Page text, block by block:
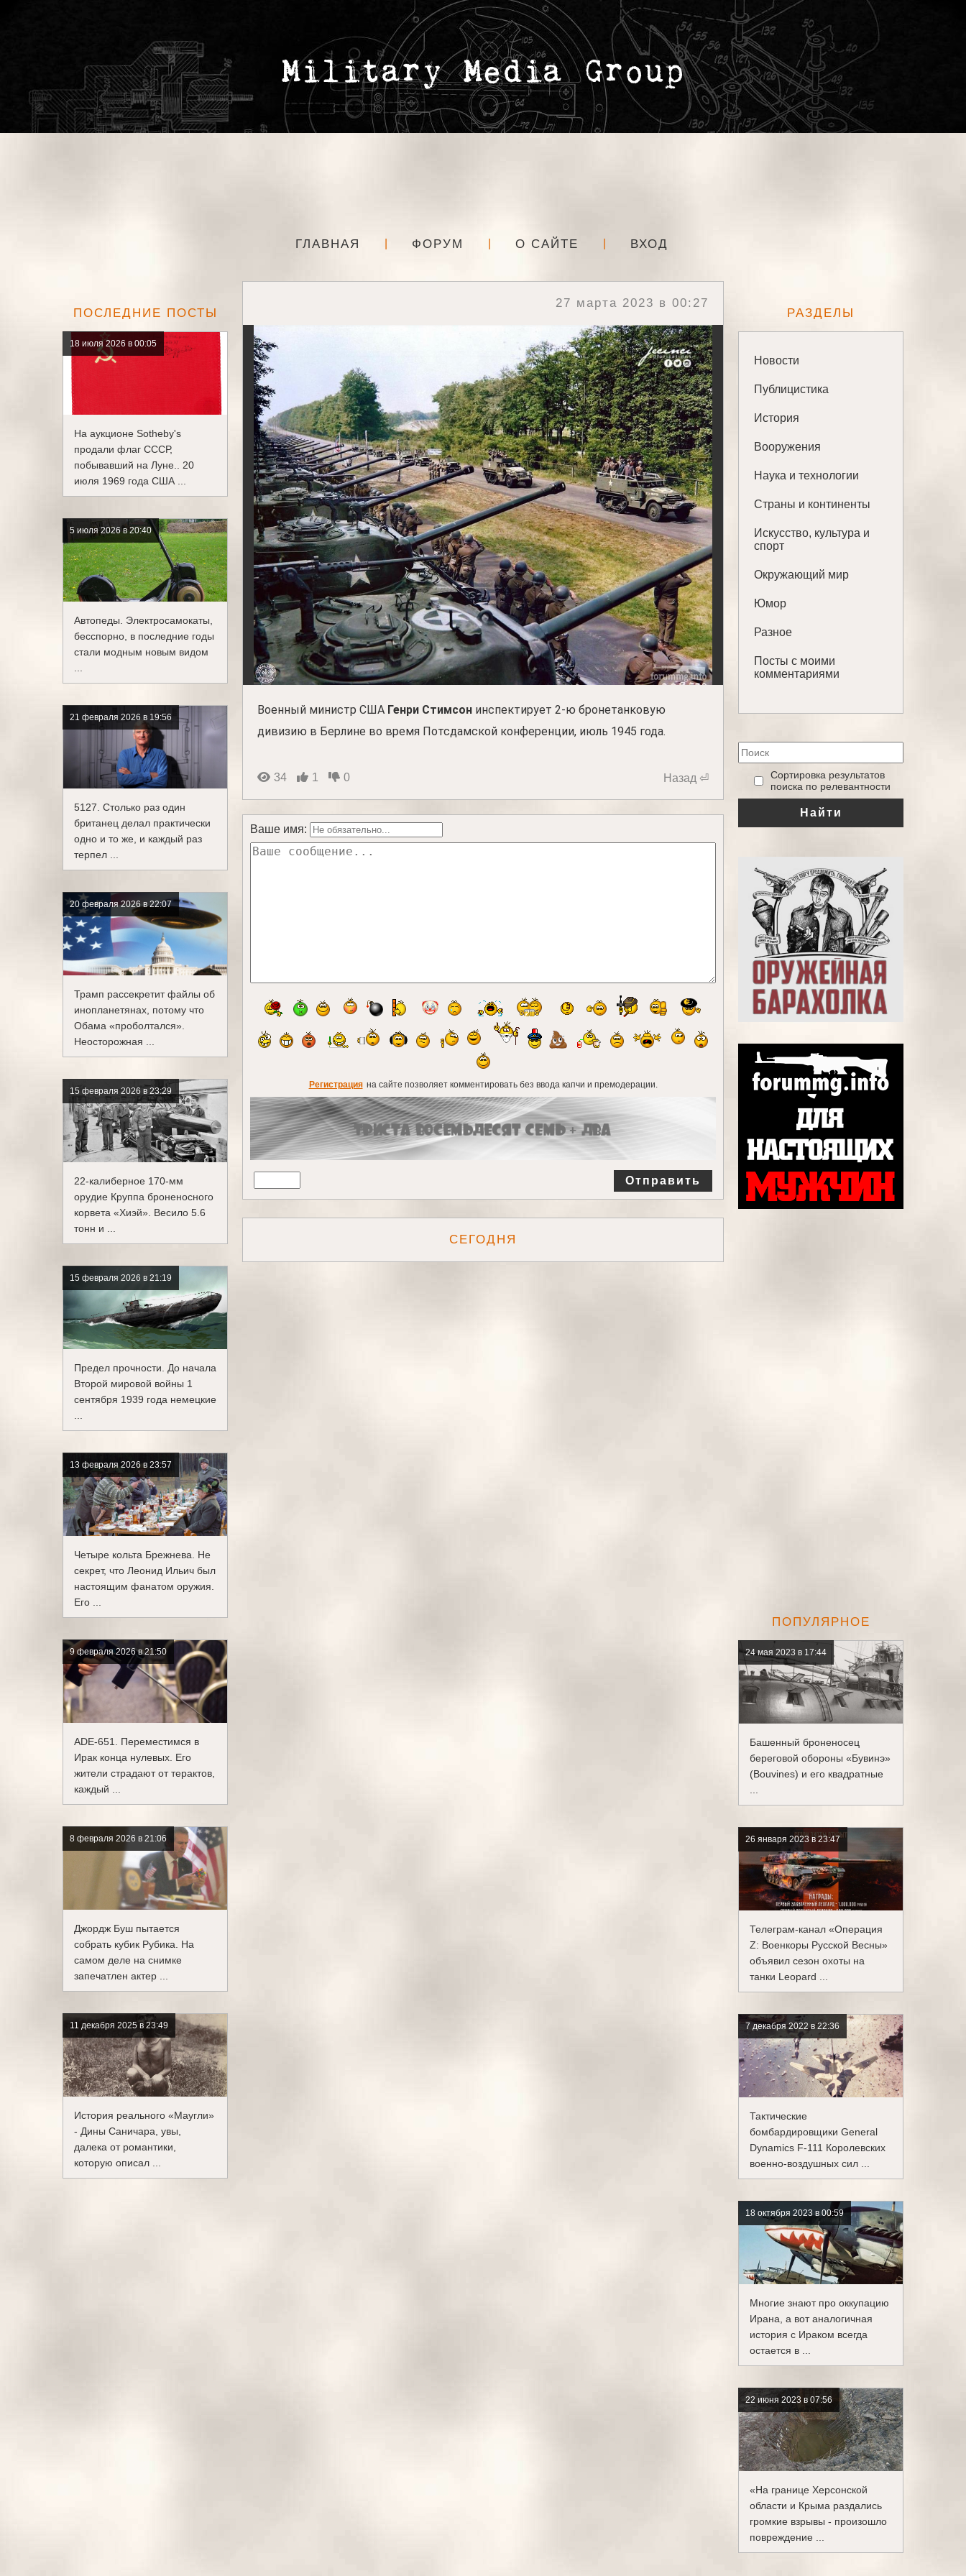
ГЛАВНАЯ ФОРУМ О САЙТЕ ВХОД
ПОСЛЕДНИЕ ПОСТЫ
18 июля 2026 в 00:05
На аукционе Sotheby's
продали флаг СССР,
побывавший на Луне.. 20
июля 1969 года США ...
5 июля 2026 в 20:40
Автопеды. Электросамокаты,
бесспорно, в последние годы
стали модным новым видом
21 февраля 2026 в 19:56
5127. Столько раз один
британец делал практически
одно и то же, и каждый раз
терпел ...
20 февраля 2026 в 22:07
Трамп рассекретит файлы об
инопланетянах, потому что
Обама «проболтался».
Неосторожная ...
15 февраля 2026 в 23:29
22-калиберное 170-мм
орудие Круппа броненосного
корвета «Хиэй». Весило 5.6
тонн и ...
15 февраля 2026 в 21:19
Предел прочности. До начала
Второй мировой войны 1
сентября 1939 года немецкие
13 февраля 2026 в 23:57
Четыре кольта Брежнева. Не
секрет, что Леонид Ильич был
настоящим фанатом оружия.
Его ...
9 февраля 2026 в 21:50
ADE-651. Переместимся в
Ирак конца нулевых. Его
жители страдают от терактов,
каждый ...
8 февраля 2026 в 21:06
Джордж Буш пытается
собрать кубик Рубика. На
самом деле на снимке
запечатлен актер ...
11 декабря 2025 в 23:49
История реального «Маугли»
- Дины Саничара, увы,
далека от романтики,
которую описал ...
27 марта 2023 в 00:27
Военный министр США Генри Стимсон инспектирует 2-ю бронетанковую
дивизию в Берлине во время Потсдамской конференции, июль 1945 года.
34 1 0 Назад ⏎
Ваше имя:
Регистрация на сайте позволяет комментировать без ввода капчи и премодерации.
Отправить
СЕГОДНЯ
РАЗДЕЛЫ
Новости
Публицистика
История
Вооружения
Наука и технологии
Страны и континенты
Искусство, культура и
спорт
Окружающий мир
Юмор
Разное
Посты с моими
комментариями
‎Сортировка результатов
поиска по релевантности
Найти
ПОПУЛЯРНОЕ
24 мая 2023 в 17:44
Башенный броненосец
береговой обороны «Бувинэ»
(Bouvines) и его квадратные
26 января 2023 в 23:47
Телеграм-канал «Операция
Z: Военкоры Русской Весны»
объявил сезон охоты на
танки Leopard ...
7 декабря 2022 в 22:36
Тактические
бомбардировщики General
Dynamics F-111 Королевских
военно-воздушных сил ...
18 октября 2023 в 00:59
Многие знают про оккупацию
Ирана, а вот аналогичная
история с Ираком всегда
остается в ...
22 июня 2023 в 07:56
«На границе Херсонской
области и Крыма раздались
громкие взрывы - произошло
повреждение ...